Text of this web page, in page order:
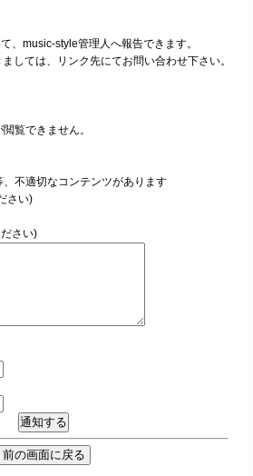
て、music-style管理人へ報告できます。
しては、リンク先にてお問い合わせ下さい。
覧できません。
不適切なコンテンツがあります
さい)
さい)